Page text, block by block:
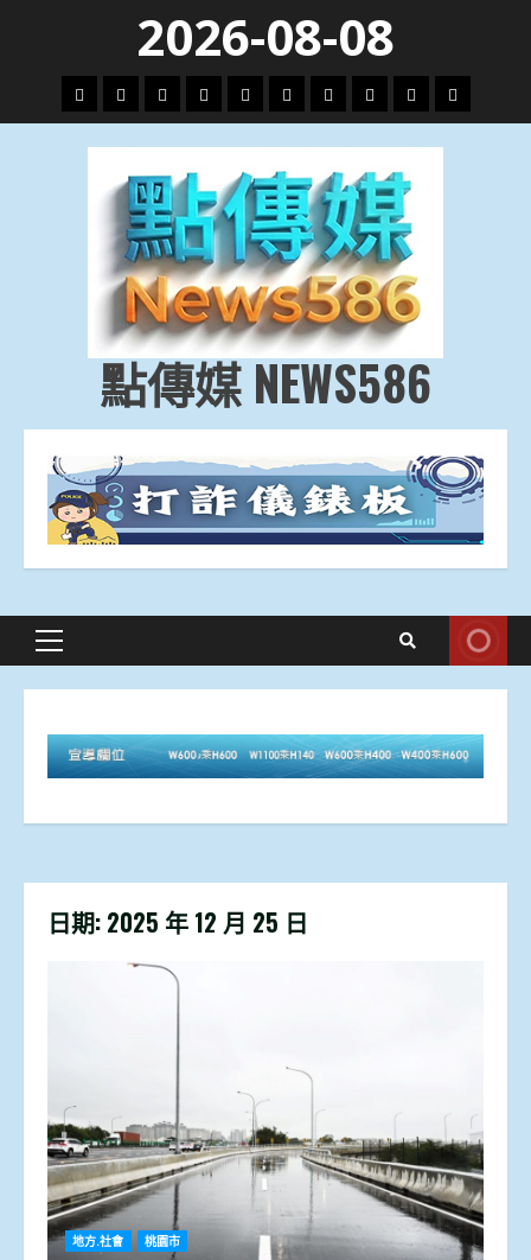
content
2026-08-08
頭
條
財
經
地
方.
會
文
教.
技
專
題
娛
樂
劇
政
治
國
際
運
動
生
活
點傳媒 NEWS586
Primary
日期: 2025 年 12 月 25 日
地方.社會 桃園市